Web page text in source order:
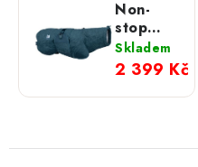
Non-
stop
dogwear
župan
Drying
Teal
Skladem
2 399 Kč